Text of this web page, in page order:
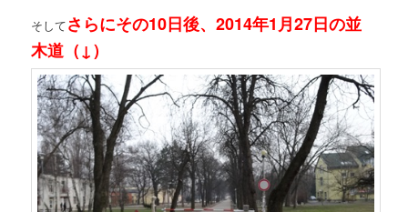
そしてさらにその10日後、2014年1月27日の並
木道（↓）